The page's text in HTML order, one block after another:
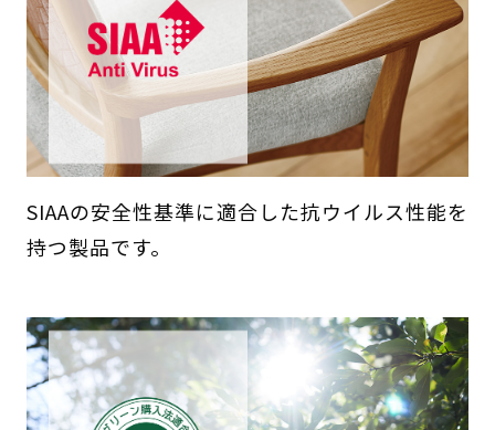
SIAAの安全性基準に適合した抗ウイルス性能を
持つ製品です。